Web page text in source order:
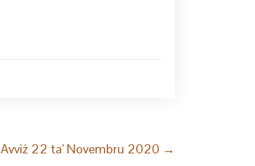
Avviż 22 ta’ Novembru 2020 →